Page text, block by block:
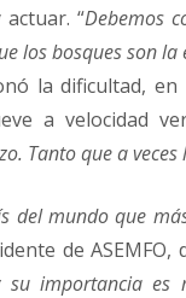
“Debemos
los bosques son
la dificultad,
a velocidad
Tanto que a
del mundo que
de
importancia es